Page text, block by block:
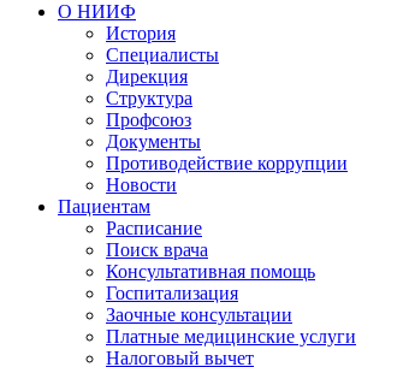
О НИИФ
История
Специалисты
Дирекция
Структура
Профсоюз
Документы
Противодействие коррупции
Новости
Пациентам
Расписание
Поиск врача
Консультативная помощь
Госпитализация
Заочные консультации
Платные медицинские услуги
Налоговый вычет